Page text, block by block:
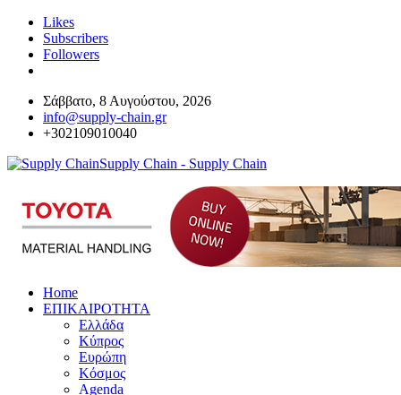
Likes
Subscribers
Followers
Σάββατο, 8 Αυγούστου, 2026
info@supply-chain.gr
+302109010040
Supply Chain - Supply Chain
Home
ΕΠΙΚΑΙΡΟΤΗΤΑ
Ελλάδα
Κύπρος
Ευρώπη
Κόσμος
Agenda